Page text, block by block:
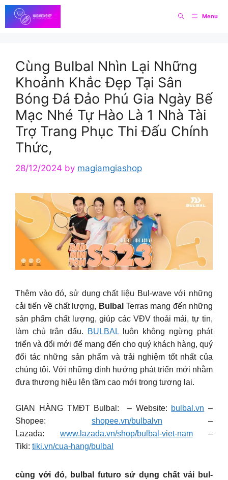
Skip
to
content
Menu
Cùng Bulbal Nhìn Lại Những
Khoảnh Khắc Đẹp Tại Sân
Bóng Đá Đảo Phú Gia Ngày Bế
Mạc Nhé Tự Hào Là 1 Nhà Tài
Trợ Trang Phục Thi Đấu Chính
Thức,
28/12/2024 by magiamgiashop
Thêm vào đó, sử dụng chất liệu Bul-wave với những
cải tiến về chất lượng, Bulbal Terras mang đến những
sản phẩm chất lượng, giúp các VĐV thoải mái, tự tin,
làm chủ trận đấu.
BULBALluôn không ngừng phát
triển và đổi mới để mang đến cho quý khách hàng, quý
đối tác những sản phẩm và trải nghiệm tốt nhất của
chúng tôi. Với những định hướng phát triển mới nhằm
đưa thương hiệu lên tầm cao mới trong tương lai.
GIAN HÀNG TMĐT Bulbal: – Website: bulbal.vn –
Shopee: shopee.vn/bulbalvn –
Lazada: www.lazada.vn/shop/bulbal-viet-nam–
Tiki: tiki.vn/cua-hang/bulbal
cùng với đó, bulbal futuro sử dụng chất vải bul-